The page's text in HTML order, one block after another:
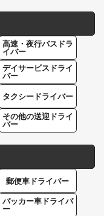
高速・夜行バスドラ
イバー
デイサービスドライ
バー
タクシードライバー
その他の送迎ドライ
バー
郵便車ドライバー
パッカー車ドライバ
ー